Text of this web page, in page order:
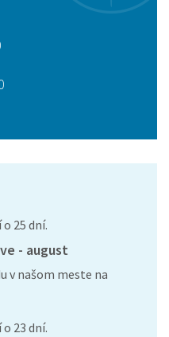
o 25 dní.
- august
v našom meste na
o 23 dní.